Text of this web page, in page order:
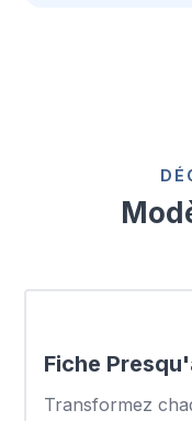
Fiche
Transformez